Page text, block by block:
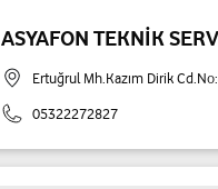
ASYAFON TEKNİK
Ertuğrul Mh.Kazım Dirik
05322272827